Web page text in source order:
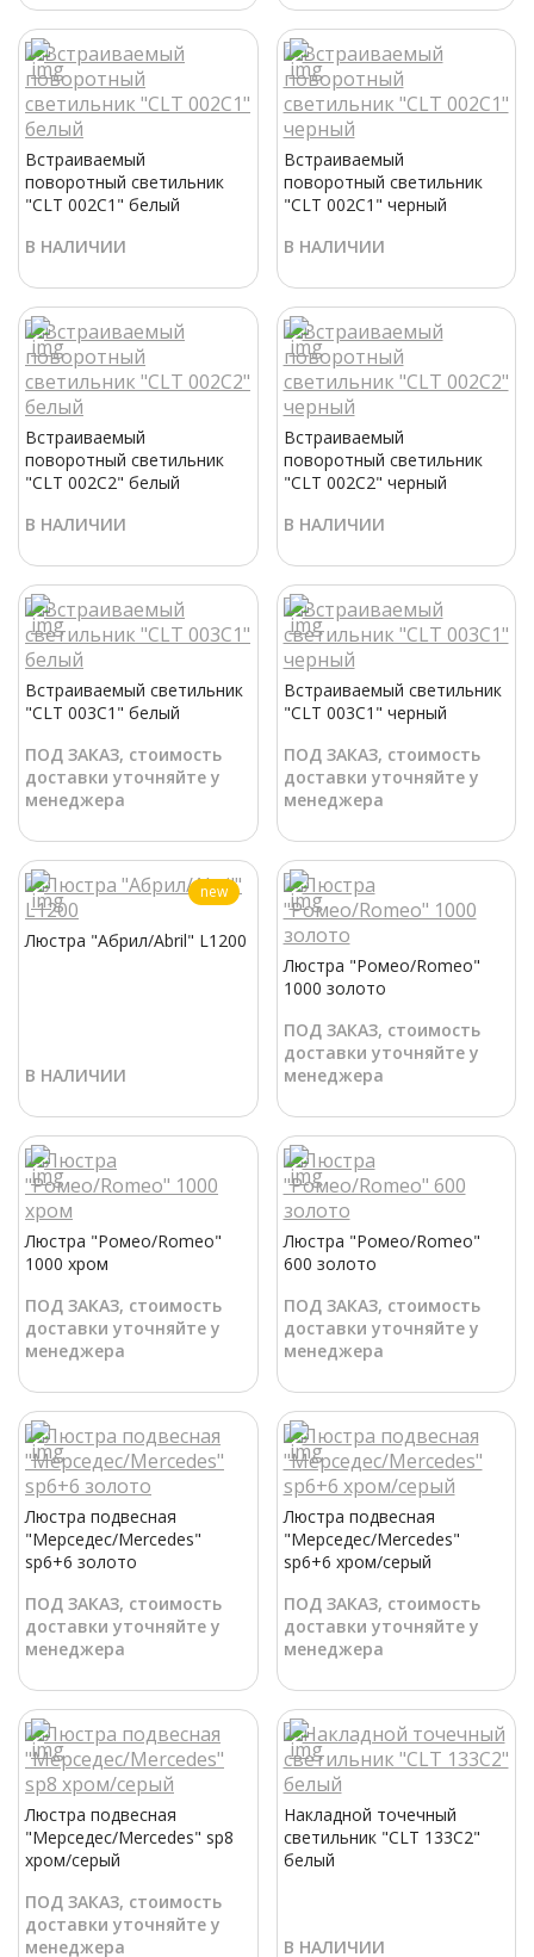
Встраиваемый
поворотный светильник
"CLT 002C1" белый
В НАЛИЧИИ
Встраиваемый
поворотный светильник
"CLT 002C1" черный
В НАЛИЧИИ
Встраиваемый
поворотный светильник
"CLT 002C2" белый
В НАЛИЧИИ
Встраиваемый
поворотный светильник
"CLT 002C2" черный
В НАЛИЧИИ
Встраиваемый светильник
"CLT 003C1" белый
ПОД ЗАКАЗ, стоимость
доставки уточняйте у
менеджера
Встраиваемый светильник
"CLT 003C1" черный
ПОД ЗАКАЗ, стоимость
доставки уточняйте у
менеджера
new
Люстра "Абрил/Abril" L1200
В НАЛИЧИИ
Люстра "Ромео/Romeo"
1000 золото
ПОД ЗАКАЗ, стоимость
доставки уточняйте у
менеджера
Люстра "Ромео/Romeo"
1000 хром
ПОД ЗАКАЗ, стоимость
доставки уточняйте у
менеджера
Люстра "Ромео/Romeo"
600 золото
ПОД ЗАКАЗ, стоимость
доставки уточняйте у
менеджера
Люстра подвесная
"Мерседес/Mercedes"
sp6+6 золото
ПОД ЗАКАЗ, стоимость
доставки уточняйте у
менеджера
Люстра подвесная
"Мерседес/Mercedes"
sp6+6 хром/серый
ПОД ЗАКАЗ, стоимость
доставки уточняйте у
менеджера
Люстра подвесная
"Мерседес/Mercedes" sp8
хром/серый
ПОД ЗАКАЗ, стоимость
доставки уточняйте у
менеджера
Накладной точечный
светильник "CLT 133C2"
белый
В НАЛИЧИИ